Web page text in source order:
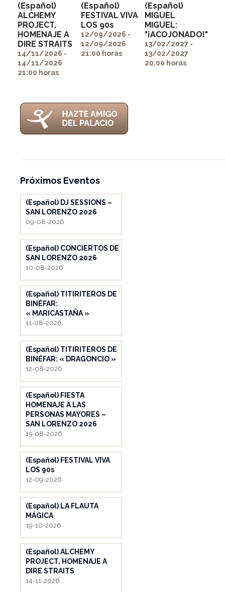
" alt=""
itemprop="image">
(Español)
ALCHEMY
PROJECT,
HOMENAJE A
DIRE STRAITS
14/11/2026 -
14/11/2026
21:00 horas
" alt=""
itemprop="image">
(Español)
FESTIVAL VIVA
LOS 90s
12/09/2026 -
12/09/2026
21:00 horas
" alt=""
itemprop="image">
(Español)
MIGUEL
MIGUEL:
"¡ACOJONADO!"
13/02/2027 -
13/02/2027
20:00 horas
Próximos Eventos
(Español) DJ SESSIONS –
SAN LORENZO 2026
09-08-2026
(Español) CONCIERTOS DE
SAN LORENZO 2026
10-08-2026
(Español) TITIRITEROS DE
BINÉFAR:
« MARICASTAÑA »
11-08-2026
(Español) TITIRITEROS DE
BINÉFAR: « DRAGONCIO »
12-08-2026
(Español) FIESTA
HOMENAJE A LAS
PERSONAS MAYORES –
SAN LORENZO 2026
15-08-2026
(Español) FESTIVAL VIVA
LOS 90s
12-09-2026
(Español) LA FLAUTA
MÁGICA
19-10-2026
(Español) ALCHEMY
PROJECT, HOMENAJE A
DIRE STRAITS
14-11-2026